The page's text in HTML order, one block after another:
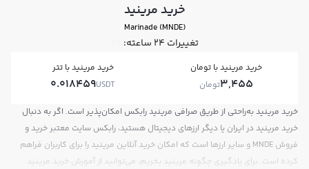
خرید مرینید
Marinade (MNDE)
تغییرات ۲۴ ساعته: 0%
خرید مرینید با تومان
3,455تومان
خرید مرینید با تتر
0.018459USDT
خرید مرینید به‌راحتی از طریق صرافی مرینید رابکس امکان‌پذیر است. اگر به دنبال
خرید مرینید در ایران یا دیگر ارزهای دیجیتال هستید، رابکس سایت معتبر خرید و
فروش MNDE و سایر ارزها است که امکان خرید آنلاین مرینید را برای کاربران فراهم
کرده است. برای یادگیری چگونه مرینید بخریم، می‌توانید از آموزش خرید مرینید